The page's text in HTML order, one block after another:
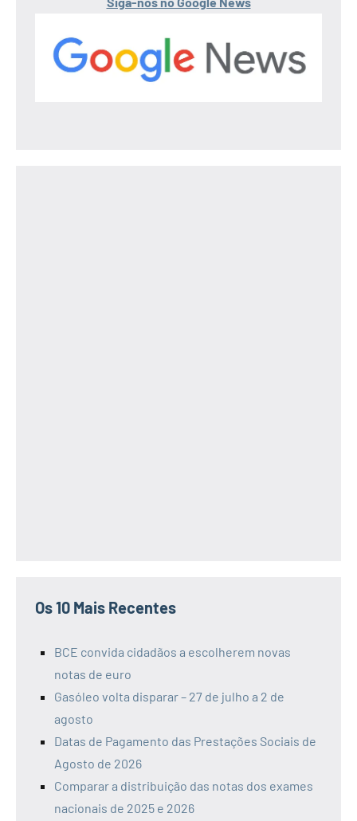
Os 10 Mais Recentes
BCE convida cidadãos a escolherem novas
notas de euro
Gasóleo volta disparar – 27 de julho a 2 de
agosto
Datas de Pagamento das Prestações Sociais de
Agosto de 2026
Comparar a distribuição das notas dos exames
nacionais de 2025 e 2026